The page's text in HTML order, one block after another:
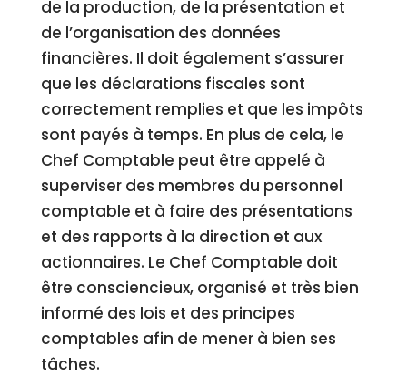
de la production, de la présentation et
de l’organisation des données
financières. Il doit également s’assurer
que les déclarations fiscales sont
correctement remplies et que les impôts
sont payés à temps. En plus de cela, le
Chef Comptable peut être appelé à
superviser des membres du personnel
comptable et à faire des présentations
et des rapports à la direction et aux
actionnaires. Le Chef Comptable doit
être consciencieux, organisé et très bien
informé des lois et des principes
comptables afin de mener à bien ses
tâches.